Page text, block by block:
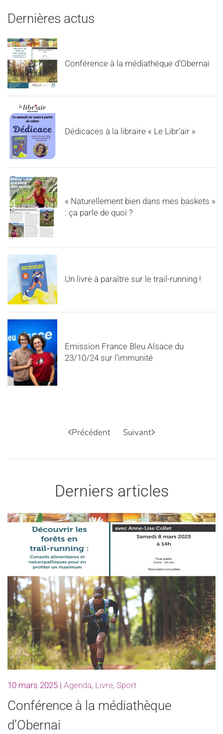
Dernières actus
Conférence à la médiathèque d’Obernai
Dédicaces à la libraire « Le Libr’air »
« Naturellement bien dans mes baskets »
: ça parle de quoi ?
Un livre à paraître sur le trail-running !
Emission France Bleu Alsace du
23/10/24 sur l’immunité
Précédent Suivant
Derniers articles
10 mars 2025 | Agenda, Livre, Sport
Conférence à la médiathèque
d’Obernai